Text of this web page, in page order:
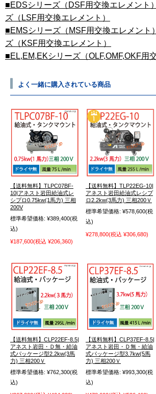
■EDSシリーズ（DSF用交換エレメント）
ズ（LSF用交換エレメント）
■EMSシリーズ（MSF用交換エレメント）
ズ（KSF用交換エレメント）
■EL,EM,EKシリーズ（OLF,OMF,OKF用
よく一緒に購入されている商品
【送料無料】TLPC07BF-
10|アネスト岩田給油式レ
シプロ0.75kw(1馬力) 三相
200V
標準希望価格: ¥389,400(税
込)
¥187,600(税込 ¥206,360)
【送料無料】TLP22EG-10|
アネスト岩田給油式レシプ
ロ2.2kw(3馬力) 三相200Ｖ
標準希望価格: ¥578,600(税
込)
¥278,800(税込 ¥306,680)
【送料無料】CLP22EF-8.5|
アネスト岩田・Ｄ無・給油
式パッケージ型2.2kw(3馬
力) 三相200Ｖ
標準希望価格: ¥762,300(税
込)
【送料無料】CLP37EF-8.5|
アネスト岩田・Ｄ無・給油
式パッケージ型3.7kw(5馬
力) 三相200Ｖ
標準希望価格: ¥993,300(税
込)